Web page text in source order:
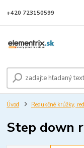
+420 723150599
Úvod Redukčné krúžky,
Step down